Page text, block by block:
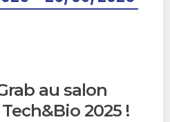
au salon
2025 !